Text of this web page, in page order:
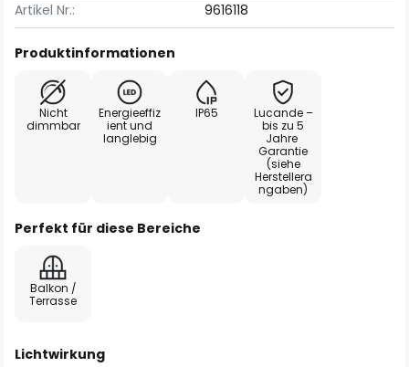
Artikel Nr.:
9616118
Produktinformationen
Nicht
dimmbar
Energieeffiz
ient und
langlebig
IP65
Lucande –
bis zu 5
Jahre
Garantie
(siehe
Herstellera
ngaben)
Perfekt für diese Bereiche
Balkon /
Terrasse
Lichtwirkung